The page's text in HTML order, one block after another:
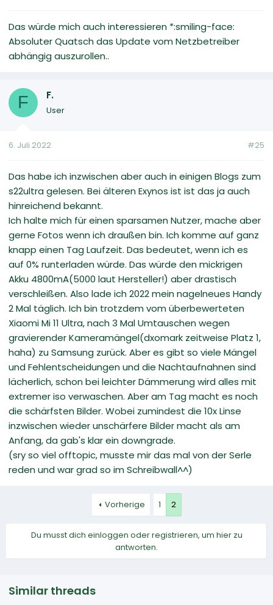
Das würde mich auch interessieren *:smiling-face:
Absoluter Quatsch das Update vom Netzbetreiber
abhängig auszurollen..
F F.
User
6. Juli 2022 #25
Das habe ich inzwischen aber auch in einigen Blogs zum
s22ultra gelesen. Bei älteren Exynos ist ist das ja auch
hinreichend bekannt.
Ich halte mich für einen sparsamen Nutzer, mache aber
gerne Fotos wenn ich draußen bin. Ich komme auf ganz
knapp einen Tag Laufzeit. Das bedeutet, wenn ich es
auf 0% runterladen würde. Das würde den mickrigen
Akku 4800mA(5000 laut Hersteller!) aber drastisch
verschleißen. Also lade ich 2022 mein nagelneues Handy
2 Mal täglich. Ich bin trotzdem vom überbewerteten
Xiaomi Mi 11 Ultra, nach 3 Mal Umtauschen wegen
gravierender Kameramängel(dxomark zeitweise Platz 1,
haha) zu Samsung zurück. Aber es gibt so viele Mängel
und Fehlentscheidungen und die Nachtaufnahnen sind
lächerlich, schon bei leichter Dämmerung wird alles mit
extremer iso verwaschen. Aber am Tag macht es noch
die schärfsten Bilder. Wobei zumindest die 10x Linse
inzwischen wieder unschärfere Bilder macht als am
Anfang, da gab's klar ein downgrade.
(sry so viel offtopic, musste mir das mal von der Serle
reden und war grad so im Schreibwall^^)
Vorherige 1 2
Du musst dich einloggen oder registrieren, um hier zu
antworten.
Similar threads